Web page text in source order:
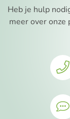
Heb je hulp
meer over onze